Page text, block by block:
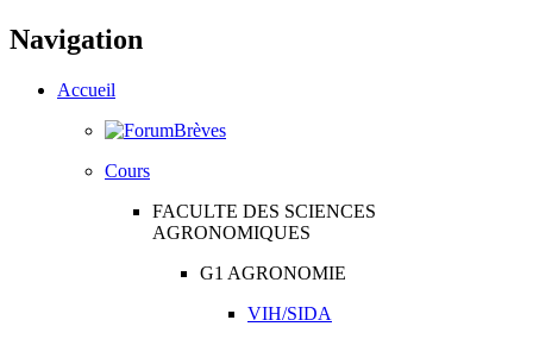
Navigation
Accueil
Brèves
Cours
FACULTE DES SCIENCES
AGRONOMIQUES
G1 AGRONOMIE
VIH/SIDA